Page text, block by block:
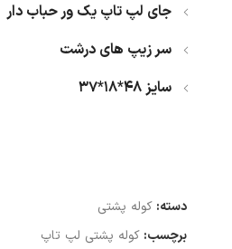
جای لپ تاپ یک ور حباب دار
سر زیپ های درشت
سایز 48*18*37
دسته: کوله پشتی
برچسب: کوله پشتی لپ تاپ